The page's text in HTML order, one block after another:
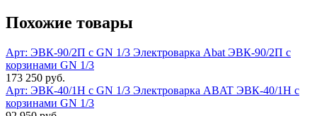
Похожие товары
Арт: ЭВК-90/2П с GN 1/3 Электроварка Abat ЭВК-90/2П с
корзинами GN 1/3
173 250 руб.
Арт: ЭВК-40/1Н с GN 1/3 Электроварка ABAT ЭВК-40/1Н с
корзинами GN 1/3